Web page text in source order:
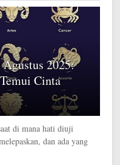
2025:
Cinta
di mana hati diuji
dan ada yang